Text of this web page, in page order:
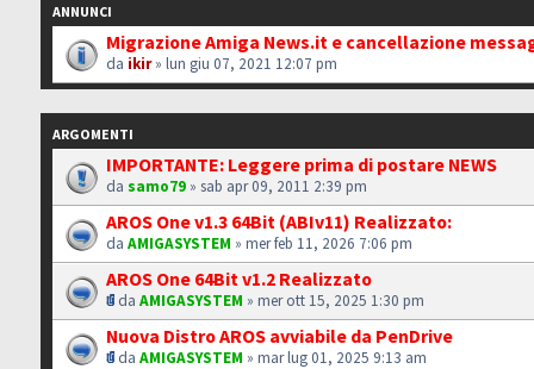
ANNUNCI
Migrazione Amiga News.it e cancellazione
da ikir» lun giu 07, 2021 12:07 pm
ARGOMENTI
IMPORTANTE: Leggere prima di postare NEWS
da samo79 » sab apr 09, 2011 2:39 pm
AROS One v1.3 64Bit (ABIv11) Realizzato:
daAMIGASYSTEM » mer feb 11, 2026 7:06 pm
AROS One 64Bit v1.2 Realizzato
daAMIGASYSTEM » mer ott 15, 2025 1:30 pm
Nuova Distro AROS avviabile da PenDrive
daAMIGASYSTEM » mar lug 01, 2025 9:13 am